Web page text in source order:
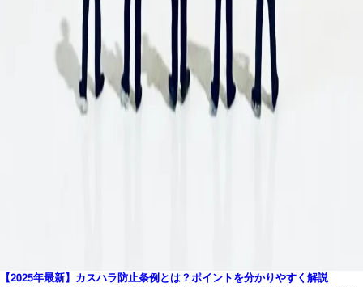
【2025年最新】カスハラ防止条例とは？ポイントを分かりやすく解説